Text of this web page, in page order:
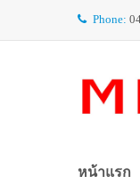
Phone:
หน้าแรก